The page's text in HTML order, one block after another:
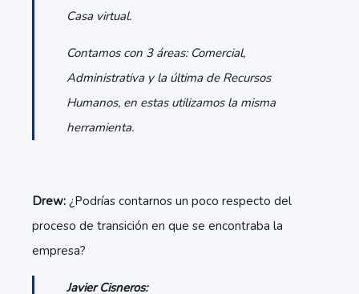
Casa virtual.
Contamos con 3 áreas: Comercial,
Administrativa y la última de Recursos
Humanos, en estas utilizamos la misma
herramienta.
Drew: ¿Podrías contarnos un poco respecto del
proceso de transición en que se encontraba la
empresa?
Javier Cisneros: